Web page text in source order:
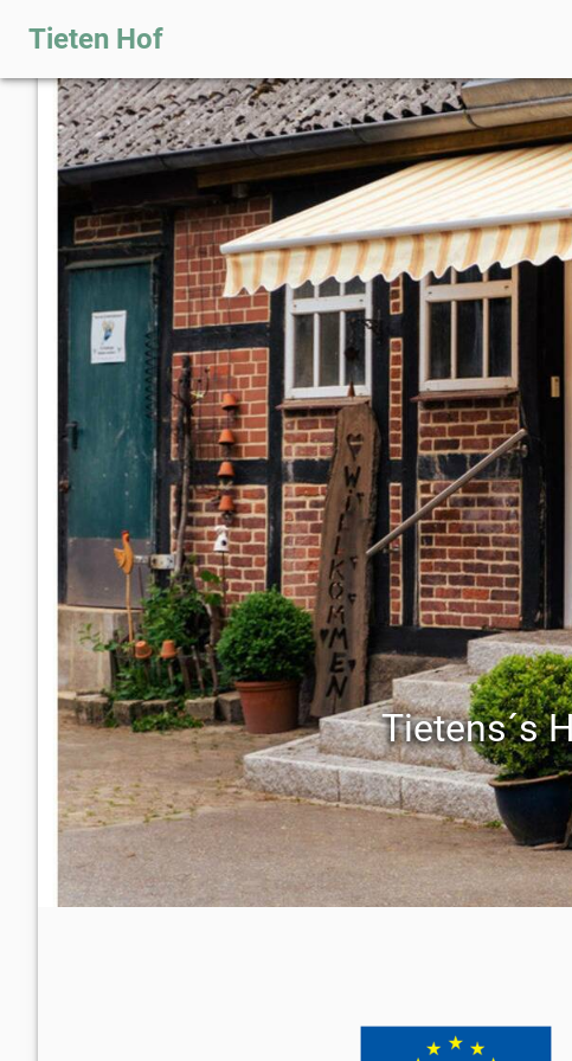
Tieten Hof
Tietens´s